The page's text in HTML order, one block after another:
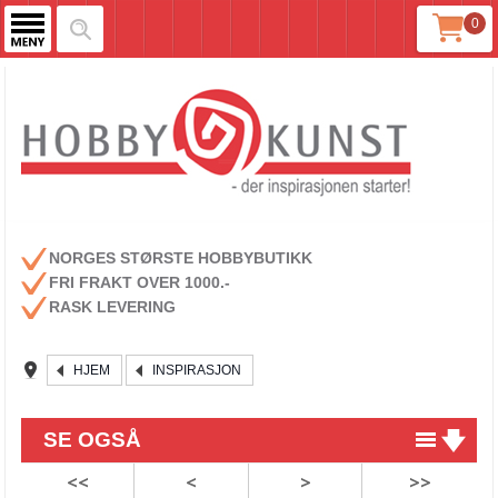
0
NORGES STØRSTE HOBBYBUTIKK
FRI FRAKT OVER 1000.-
RASK LEVERING
HJEM INSPIRASJON
SE OGSÅ
Masquerade fra Stamperia
<< < > >>